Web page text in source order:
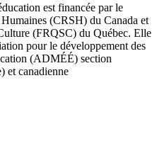
est financée par le
(CRSH) du Canada et
(FRQSC) du Québec. Elle
pour le développement des
(ADMÉÉ) section
et canadienne